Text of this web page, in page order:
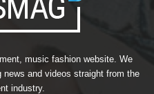
music fashion website. We
and videos straight from the
industry.